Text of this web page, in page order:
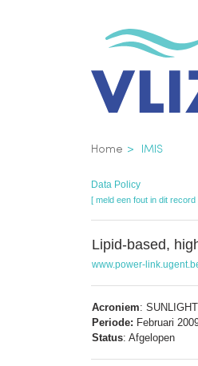
Home IMIS
Data Policy
[ meld een fout in dit record
Lipid-based,
www.power-
Acroniem: SUNLIGHT
Periode: Februari
Status: Afgelopen